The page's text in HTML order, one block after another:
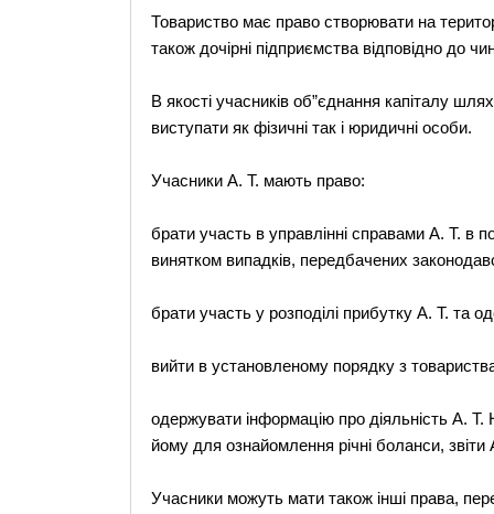
Товариство має право створювати на
також дочірні підприємства відповідно до
В якості учасників об”єднання капіталу
виступати як фізичні так і юридичні особи.
Учасники А. Т. мають право:
брати участь в управлінні справами А. Т. в
винятком випадків, передбачених
брати участь у розподілі прибутку А. Т. та
вийти в установленому порядку з
одержувати інформацію про діяльність А.
йому для ознайомлення річні боланси, звіти
Учасники можуть мати також інші права,